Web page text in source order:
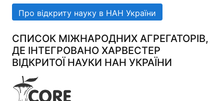
Про відкриту науку в НАН України
СПИСОК МІЖНАРОДНИХ АГРЕГАТОРІВ,
ДЕ ІНТЕГРОВАНО ХАРВЕСТЕР
ВІДКРИТОЇ НАУКИ НАН УКРАЇНИ